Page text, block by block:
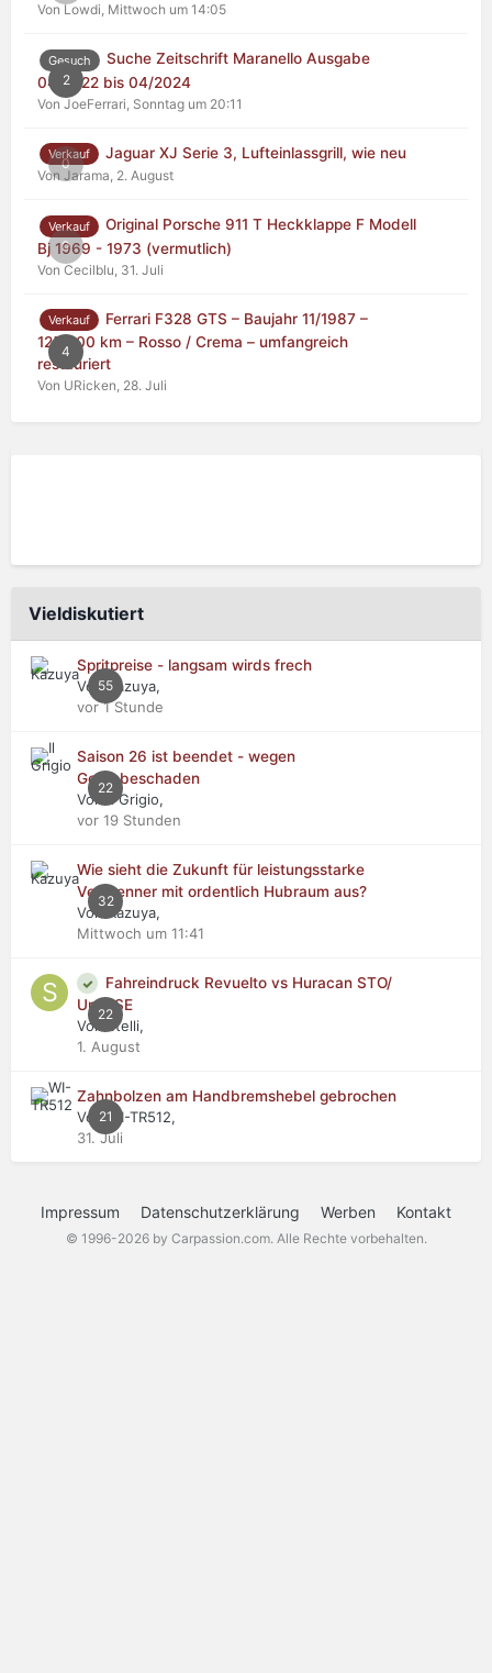
Von Lowdi, Mittwoch um 14:05
2
Gesuch
Suche Zeitschrift Maranello Ausgabe
04/2022 bis 04/2024
Von JoeFerrari, Sonntag um 20:11
0
Verkauf Jaguar XJ Serie 3, Lufteinlassgrill, wie neu
Von Jarama, 2. August
0
Verkauf
Original Porsche 911 T Heckklappe F Modell
Bj 1969 - 1973 (vermutlich)
Von Cecilblu, 31. Juli
4
Verkauf
Ferrari F328 GTS – Baujahr 11/1987 –
125.000 km – Rosso / Crema – umfangreich
restauriert
Von URicken, 28. Juli
Vieldiskutiert
55
Spritpreise - langsam wirds frech
Von Kazuya,
vor 1 Stunde
22
Saison 26 ist beendet - wegen
Getriebeschaden
Von Il Grigio,
vor 19 Stunden
32
Wie sieht die Zukunft für leistungsstarke
Verbrenner mit ordentlich Hubraum aus?
Von Kazuya,
Mittwoch um 11:41
22
Fahreindruck Revuelto vs Huracan STO/
Urus SE
Von stelli,
1. August
21
Zahnbolzen am Handbremshebel gebrochen
Von WI-TR512,
31. Juli
Impressum Datenschutzerklärung Werben Kontakt
© 1996-2026 by Carpassion.com. Alle Rechte vorbehalten.